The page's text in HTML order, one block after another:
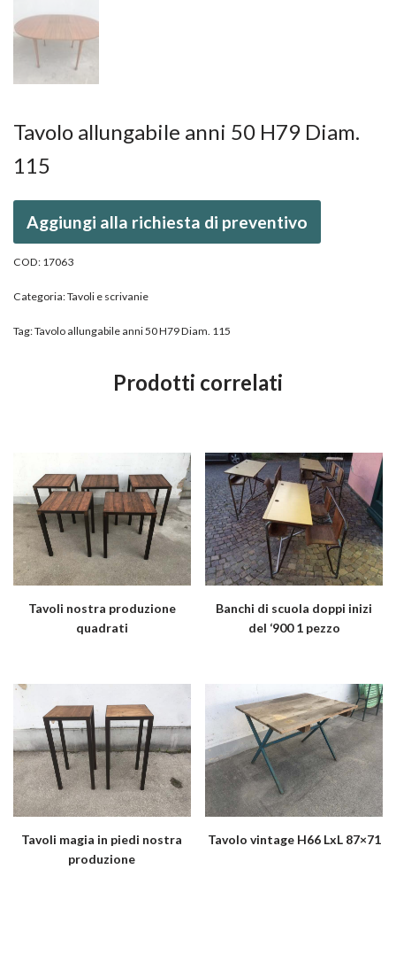
Tavolo allungabile anni 50 H79 Diam.
115
Aggiungi alla richiesta di preventivo
COD: 17063
Categoria:Tavoli e scrivanie
Tag:Tavolo allungabile anni 50 H79 Diam. 115
Prodotti correlati
Tavoli nostra produzione
quadrati
Banchi di scuola doppi inizi
del ‘900 1 pezzo
Tavoli magia in piedi nostra
produzione
Tavolo vintage H66 LxL 87×71